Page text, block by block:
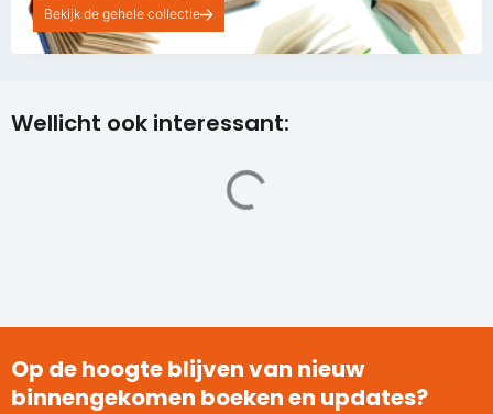
Bekijk de gehele collectie
Wellicht ook interessant:
Op de hoogte blijven van nieuw
binnengekomen boeken en updates?